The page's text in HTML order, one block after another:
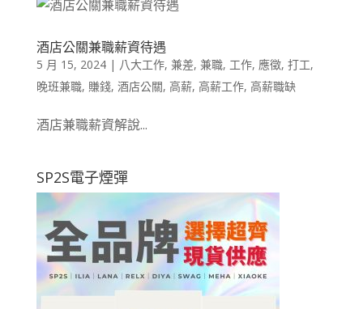
酒店公關兼職薪資待遇
5 月 15, 2024| 八大工作, 兼差, 兼職, 工作, 應徵, 打工,
晚班兼職, 賺錢, 酒店公關, 高薪, 高薪工作, 高薪職缺
酒店兼職薪資解說...
SP2S電子煙彈